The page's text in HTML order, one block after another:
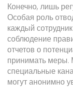
Конечно, лишь
Особая роль
каждый
соблюдение
отчетов о
принимать меры.
специальные
могут анонимно